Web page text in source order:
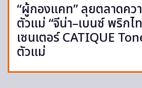
“ผู้กองแคท” ลุยตลาดคว
ตัวแม่ “จีน่า–เบนซ์ พริก
เซนเตอร์ CATIQUE
ตัวแม่